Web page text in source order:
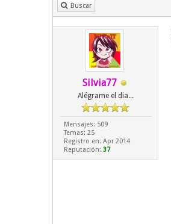
Buscar
Silvia77
Alégrame el dia...
Mensajes: 509
Temas: 25
Registro en: Apr 2014
Reputación: 37